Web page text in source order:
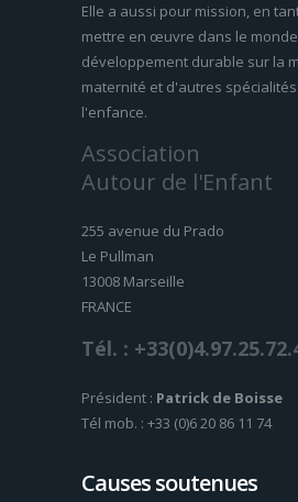
Elle a aussi pour mission, en
mettre en œuvre dans le
développement durable sur la
maternité et d'autres
l'enfance.
Association
Autour de l'Enfant
255 avenue du Prado
Le Pullman
13008 Marseille
FRANCE
Tél. :
Président : Patrick de Boisse
Tél mob. : +33 (0)6 20 86 11 74
Causes soutenues